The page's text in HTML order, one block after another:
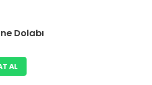
Dolabı
AL